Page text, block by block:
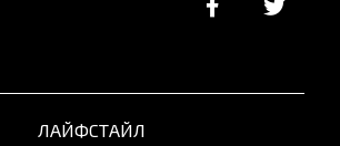
ЛАЙФСТАЙЛ